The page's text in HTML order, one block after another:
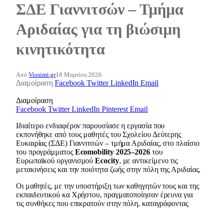
ΣΔΕ Γιαννιτσών – Τμήμα
Αριδαίας για τη βιώσιμη
κινητικότητα
Από Viosimi.gr18 Μαρτίου 2026
Διαμοίραση Facebook Twitter LinkedIn Email
Διαμοίραση
Facebook Twitter LinkedIn Pinterest Email
Ιδιαίτερο ενδιαφέρον παρουσίασε η εργασία που
εκπονήθηκε από τους μαθητές του Σχολείου Δεύτερης
Ευκαιρίας (ΣΔΕ) Γιαννιτσών – τμήμα Αριδαίας, στο πλαίσιο
του προγράμματος Ecomobility 2025–2026του
Ευρωπαϊκού οργανισμούEcocity, με αντικείμενο τις
μετακινήσεις και την ποιότητα ζωής στην πόλη της Αριδαίας.
Οι μαθητές, με την υποστήριξη των καθηγητών τους και της
εκπαιδευτικού κα Χρήστου, πραγματοποίησαν έρευνα για
τις συνθήκες που επικρατούν στην πόλη, καταγράφοντας